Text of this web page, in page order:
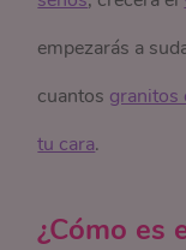
empezarás a
cuantos granitos
tu cara.
¿Cómo es